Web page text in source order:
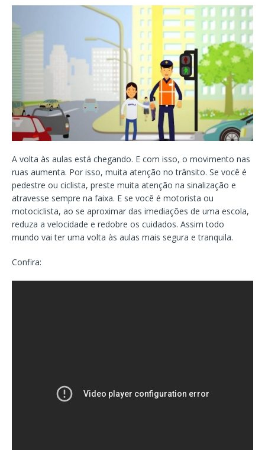
A volta às aulas está chegando. E com isso, o movimento nas
ruas aumenta. Por isso, muita atenção no trânsito. Se você é
pedestre ou ciclista, preste muita atenção na sinalização e
atravesse sempre na faixa. E se você é motorista ou
motociclista, ao se aproximar das imediações de uma escola,
reduza a velocidade e redobre os cuidados. Assim todo
mundo vai ter uma volta às aulas mais segura e tranquila.
Confira: